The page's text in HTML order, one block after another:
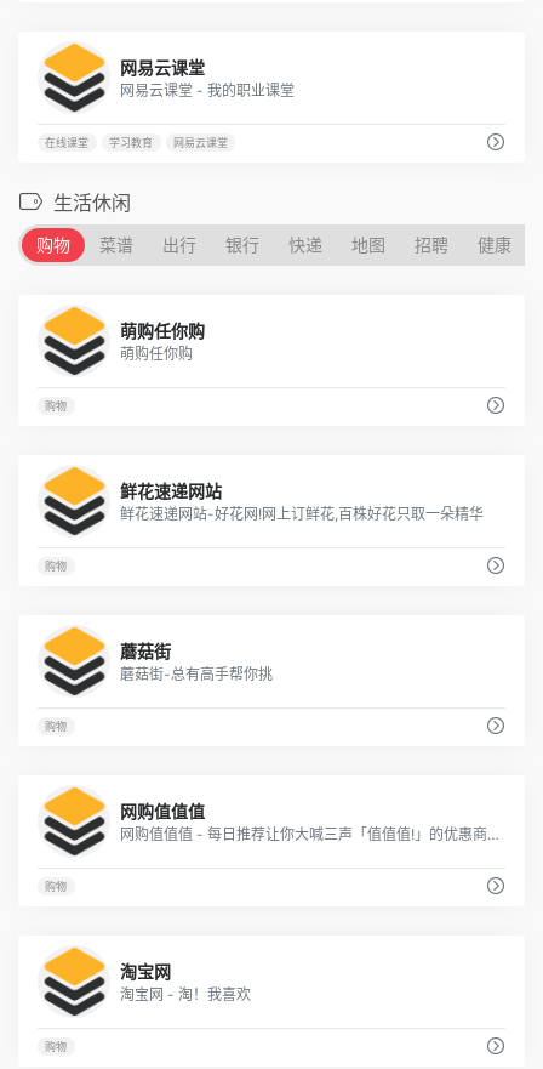
网易云课堂
网易云课堂 - 我的职业课堂
在线课堂 学习教育 网易云课堂
生活休闲
购物 菜谱 出行 银行 快递 地图 招聘 健康
萌购任你购
萌购任你购
购物
鲜花速递网站
鲜花速递网站-好花网!网上订鲜花,百株好花只取一朵精华
购物
蘑菇街
蘑菇街-总有高手帮你挑
购物
网购值值值
网购值值值 - 每日推荐让你大喊三声「值值值!」的优惠商品
购物
淘宝网
淘宝网 - 淘！我喜欢
购物